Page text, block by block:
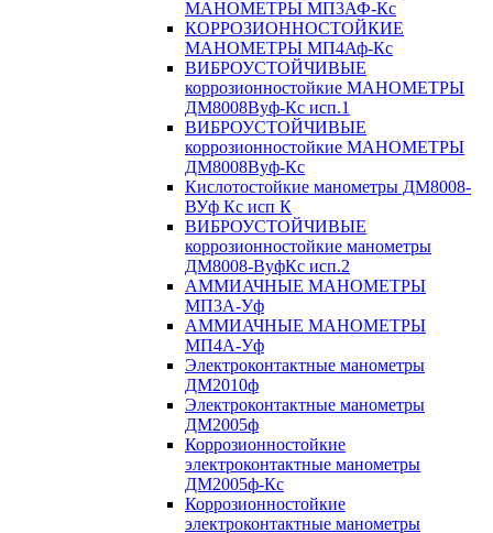
МАНОМЕТРЫ МП3АФ-Кс
КОРРОЗИОННОСТОЙКИЕ
МАНОМЕТРЫ МП4Аф-Кс
ВИБРОУСТОЙЧИВЫЕ
коррозионностойкие МАНОМЕТРЫ
ДМ8008Вуф-Кс исп.1
ВИБРОУСТОЙЧИВЫЕ
коррозионностойкие МАНОМЕТРЫ
ДМ8008Вуф-Кс
Кислотостойкие манометры ДМ8008-
ВУф Кс исп К
ВИБРОУСТОЙЧИВЫЕ
коррозионностойкие манометры
ДМ8008-ВуфКс исп.2
АММИАЧНЫЕ МАНОМЕТРЫ
МП3А-Уф
АММИАЧНЫЕ МАНОМЕТРЫ
МП4А-Уф
Электроконтактные манометры
ДМ2010ф
Электроконтактные манометры
ДМ2005ф
Коррозионностойкие
электроконтактные манометры
ДМ2005ф-Кс
Коррозионностойкие
электроконтактные манометры